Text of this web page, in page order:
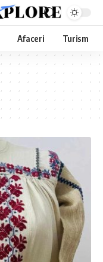
Afaceri Turism